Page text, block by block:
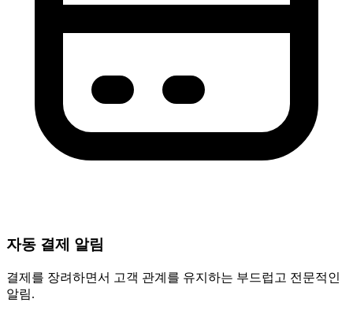
자동 결제 알림
결제를 장려하면서 고객 관계를 유지하는 부드럽고 전문적인
알림.